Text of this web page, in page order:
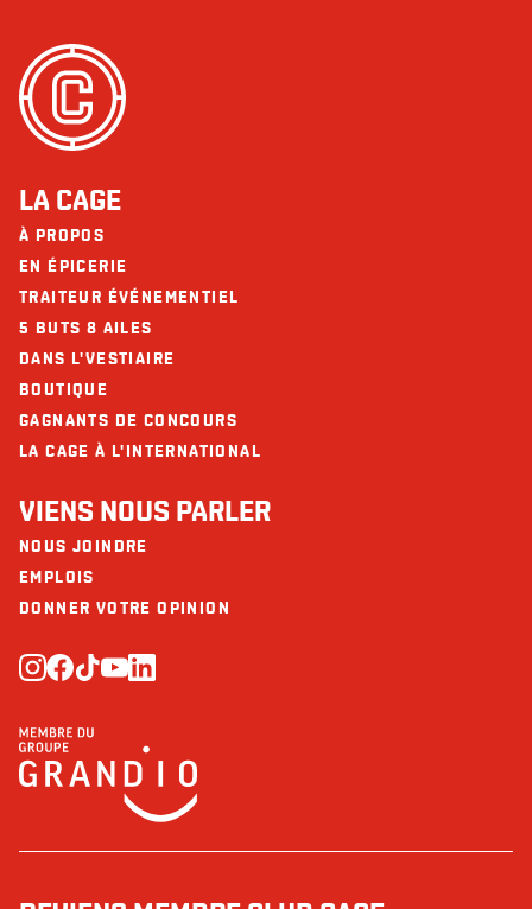
LA CAGE
À PROPOS
EN ÉPICERIE
TRAITEUR ÉVÉNEMENTIEL
5 BUTS 8 AILES
DANS L'VESTIAIRE
BOUTIQUE
GAGNANTS DE CONCOURS
LA CAGE À L'INTERNATIONAL
VIENS NOUS PARLER
NOUS JOINDRE
EMPLOIS
DONNER VOTRE OPINION